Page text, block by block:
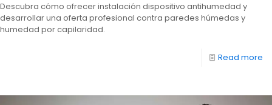
Descubra cómo ofrecer instalación dispositivo antihumedad y
desarrollar una oferta profesional contra paredes húmedas y
humedad por capilaridad.
Read more